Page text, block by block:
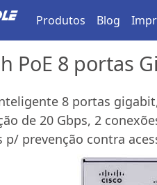
Produtos Blog
PoE 8 portas
8 portas
de 20 Gbps, 2
p/ prevenção contra